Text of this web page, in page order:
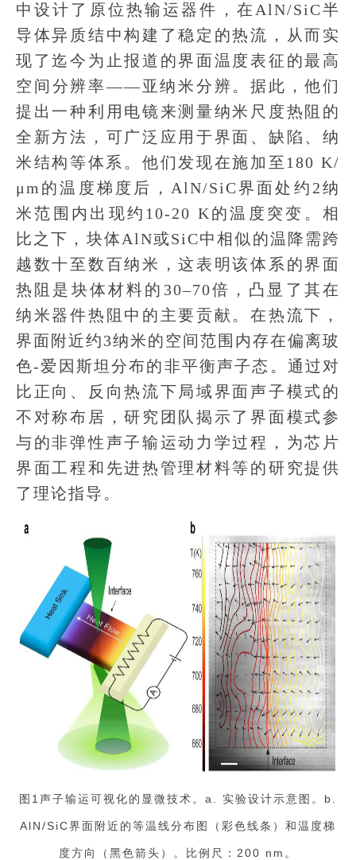
中设计了原位热输运器件，在AlN/SiC半
导体异质结中构建了稳定的热流，从而实
现了迄今为止报道的界面温度表征的最高
空间分辨率——亚纳米分辨。据此，他们
提出一种利用电镜来测量纳米尺度热阻的
全新方法，可广泛应用于界面、缺陷、纳
米结构等体系。他们发现在施加至180 K/
μm的温度梯度后，AlN/SiC界面处约2纳
米范围内出现约10-20 K的温度突变。相
比之下，块体AlN或SiC中相似的温降需跨
越数十至数百纳米，这表明该体系的界面
热阻是块体材料的30–70倍，凸显了其在
纳米器件热阻中的主要贡献。在热流下，
界面附近约3纳米的空间范围内存在偏离玻
色-爱因斯坦分布的非平衡声子态。通过对
比正向、反向热流下局域界面声子模式的
不对称布居，研究团队揭示了界面模式参
与的非弹性声子输运动力学过程，为芯片
界面工程和先进热管理材料等的研究提供
了理论指导。
图1声子输运可视化的显微技术。a. 实验设计示意图。b.
AlN/SiC界面附近的等温线分布图（彩色线条）和温度梯
度方向（黑色箭头）。比例尺：200 nm。